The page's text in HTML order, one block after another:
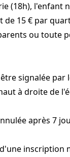
(18h), l'enfant
15 € par
ou toute
signalée
à droite de
après 7
inscription